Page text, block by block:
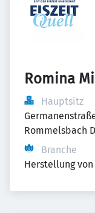
Romina
Hauptsitz
Rommelsbach
Branche
Herstellung